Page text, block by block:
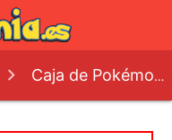
Caja de Pokémon Pickerball